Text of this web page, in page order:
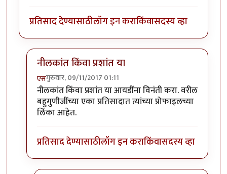
प्रतिसाद देण्यासाठीलॉग इन कराकिंवासदस्य व्हा
नीलकांत किंवा प्रशांत या
एसगुरुवार, 09/11/2017 01:11
In reply toपासवर्ड संबंधित...byDuishen
नीलकांत किंवा प्रशांत या आयडींना विनंती करा. वरील
बहुगुणीजींच्या एका प्रतिसादात त्यांच्या प्रोफाइलच्या
लिंका आहेत.
प्रतिसाद देण्यासाठीलॉग इन कराकिंवासदस्य व्हा